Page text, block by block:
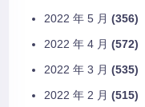
2022 年 5 月 (356)
2022 年 4 月 (572)
2022 年 3 月 (535)
2022 年 2 月 (515)